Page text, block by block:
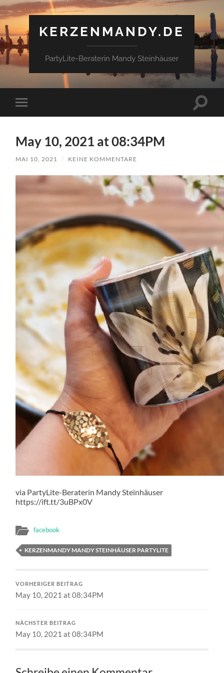
KERZENMANDY.DE
PartyLite-Beraterin Mandy Steinhäuser
Mobile-
Menü
May 10, 2021 at 08:34PM
MAI 10, 2021 / KEINE KOMMENTARE
via PartyLite-Beraterin Mandy Steinhäuser
https://ift.tt/3uBPx0V
facebook
KERZENMANDY MANDY STEINHÄUSER PARTYLITE
VORHERIGER BEITRAG
May 10, 2021 at 08:34PM
NÄCHSTER BEITRAG
May 10, 2021 at 08:34PM